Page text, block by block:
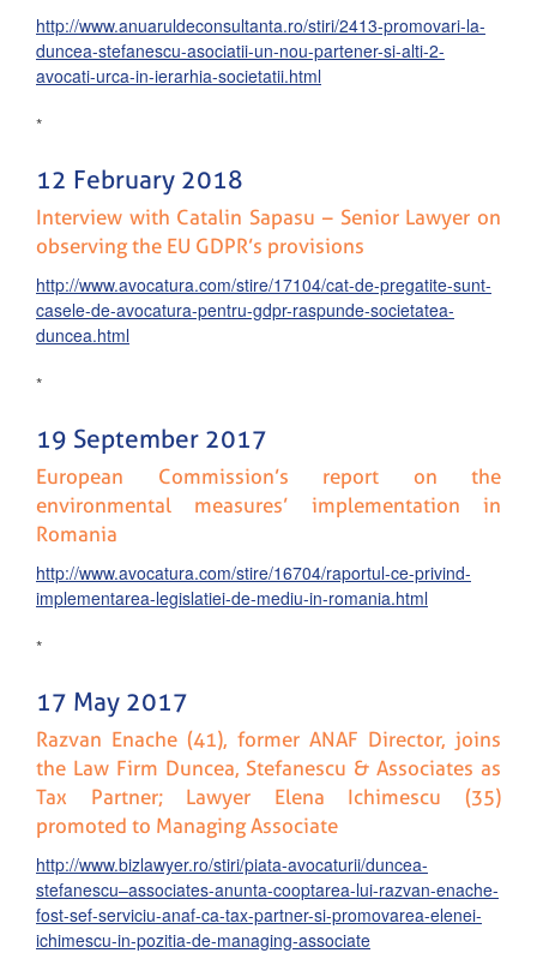
http://www.anuaruldeconsultanta.ro/stiri/2413-promovari-la-
duncea-stefanescu-asociatii-un-nou-partener-si-alti-2-
avocati-urca-in-ierarhia-societatii.html
*
12 February 2018
Interview with Catalin Sapasu – Senior Lawyer on
observing the EU GDPR’s provisions
http://www.avocatura.com/stire/17104/cat-de-pregatite-sunt-
casele-de-avocatura-pentru-gdpr-raspunde-societatea-
duncea.html
*
19 September 2017
European Commission’s report on the
environmental measures’ implementation in
Romania
http://www.avocatura.com/stire/16704/raportul-ce-privind-
implementarea-legislatiei-de-mediu-in-romania.html
*
17 May 2017
Razvan Enache (41), former ANAF Director, joins
the Law Firm Duncea, Stefanescu & Associates as
Tax Partner; Lawyer Elena Ichimescu (35)
promoted to Managing Associate
http://www.bizlawyer.ro/stiri/piata-avocaturii/duncea-
stefanescu–associates-anunta-cooptarea-lui-razvan-enache-
fost-sef-serviciu-anaf-ca-tax-partner-si-promovarea-elenei-
ichimescu-in-pozitia-de-managing-associate